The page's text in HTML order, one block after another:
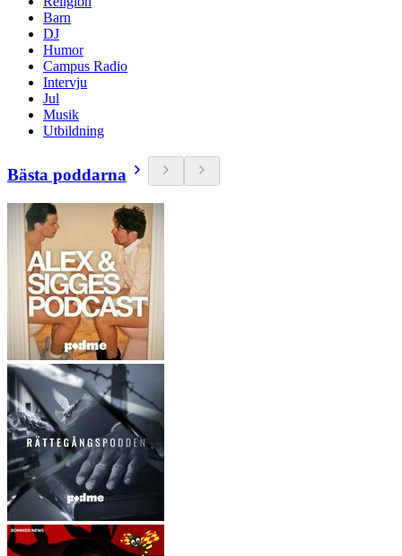
Barn
DJ
Humor
Campus Radio
Intervju
Jul
Musik
Utbildning
Bästa poddarna